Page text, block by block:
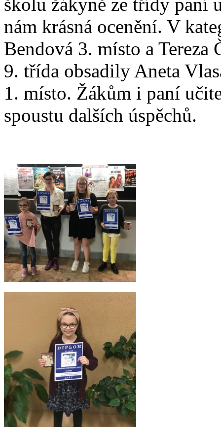
školu žákyně ze třídy paní
nám krásná ocenění. V
Bendová 3. místo a
9. třída obsadily Aneta
1. místo. Žákům i paní
spoustu dalších úspěchů.